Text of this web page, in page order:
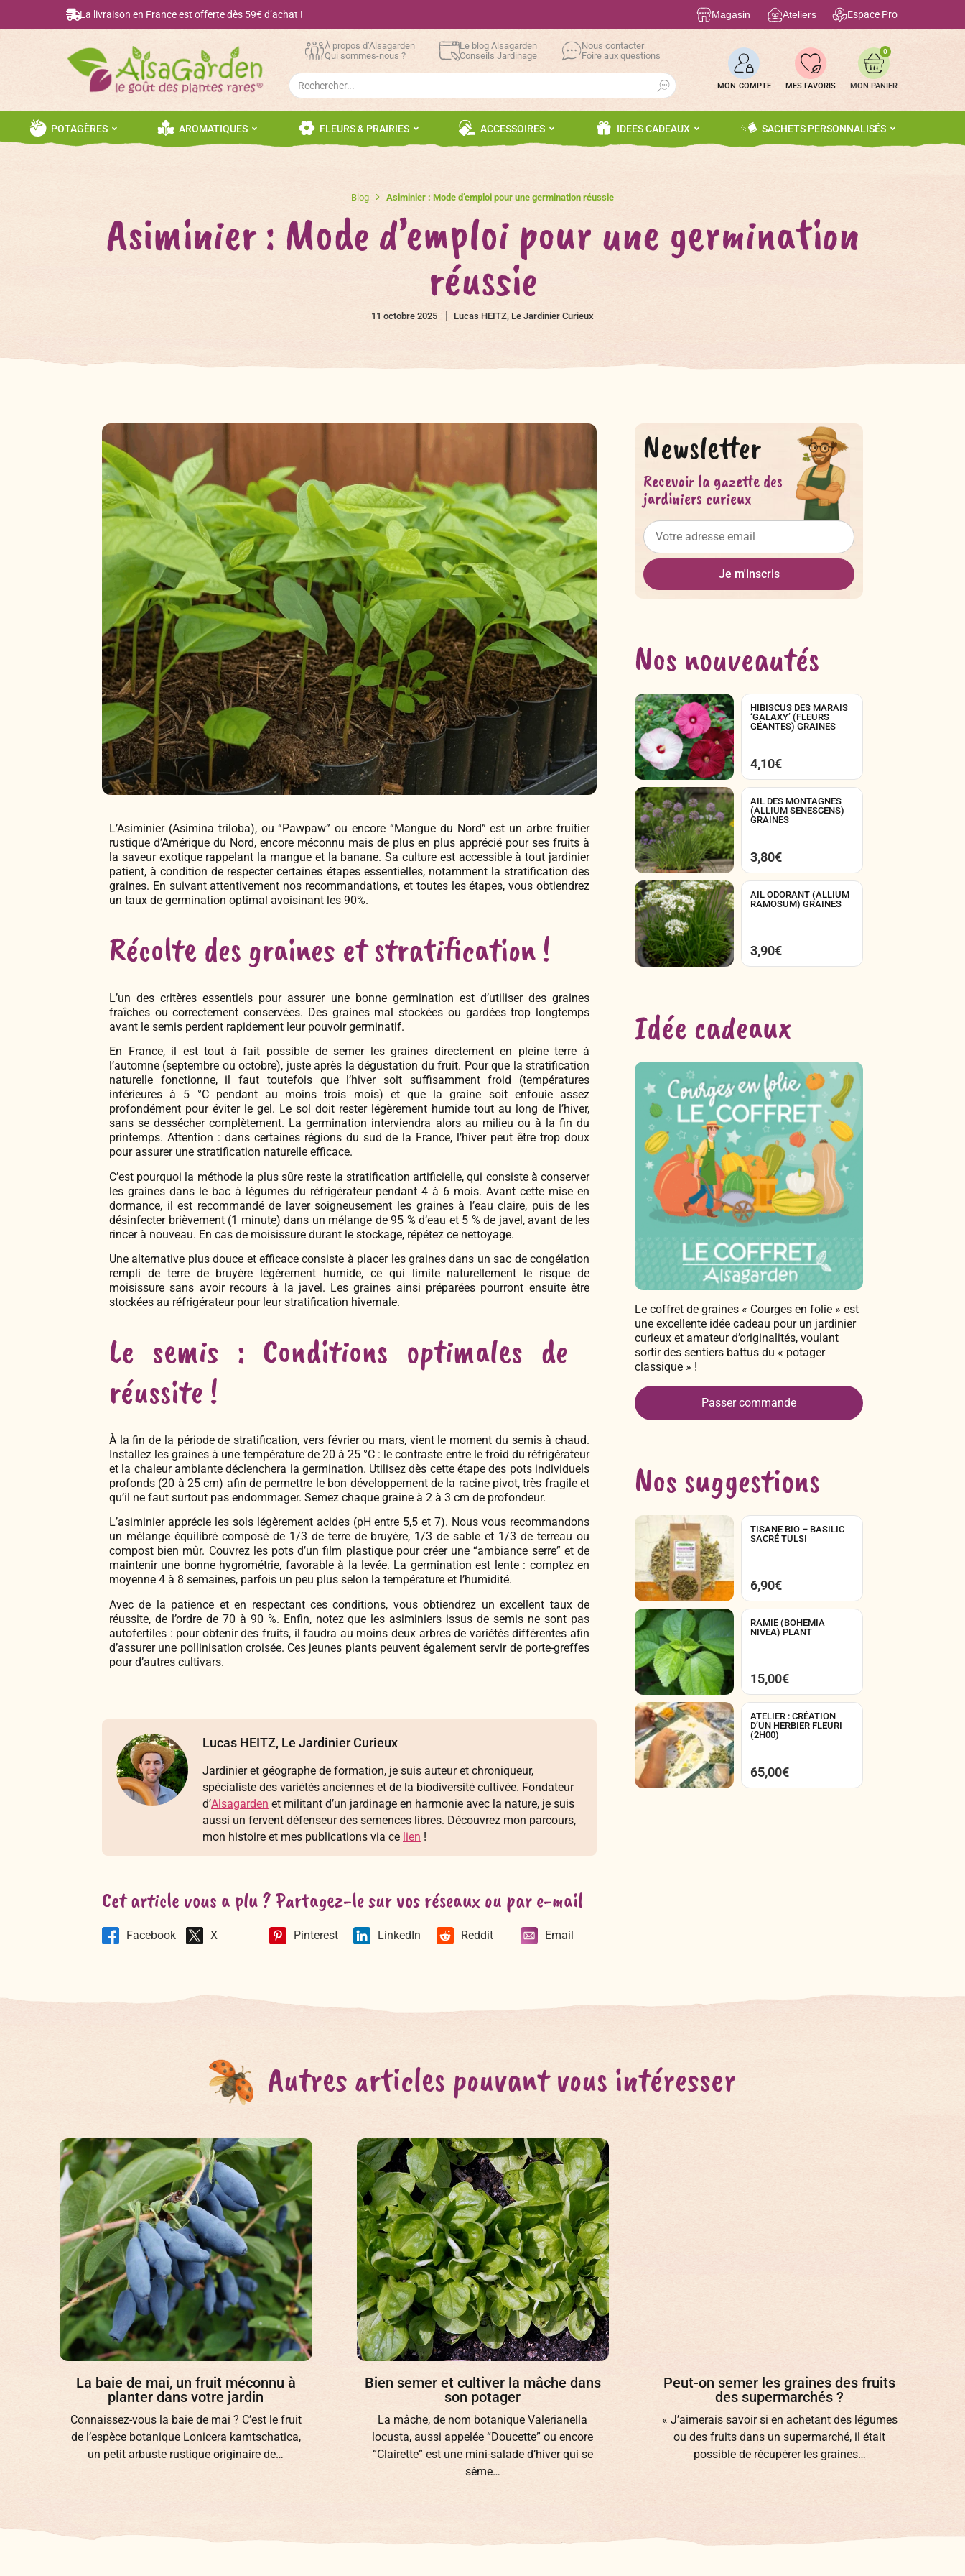
La livraison en France est offerte dès 59€ d’achat ! Magasin Ateliers Espace Pro
À propos d’Alsagarden
Qui sommes-nous ?
Le blog Alsagarden
Conseils Jardinage
Nous contacter
Foire aux questions
Search
for:
Search Button
MON COMPTE MES FAVORIS
0
POTAGÈRES AROMATIQUES FLEURS & PRAIRIES ACCESSOIRES IDEES CADEAUX SACHETS PERSONNALISÉS
Blog Asiminier : Mode d’emploi pour une germination réussie
Asiminier : Mode d’emploi pour une germination
réussie
11 octobre 2025 Lucas HEITZ, Le Jardinier Curieux
L’Asiminier (Asimina triloba), ou “Pawpaw” ou encore “Mangue du Nord” est un arbre fruitier
rustique d’Amérique du Nord, encore méconnu mais de plus en plus apprécié pour ses fruits à
la saveur exotique rappelant la mangue et la banane. Sa culture est accessible à tout jardinier
patient, à condition de respecter certaines étapes essentielles, notamment la stratification des
graines. En suivant attentivement nos recommandations, et toutes les étapes, vous obtiendrez
un taux de germination optimal avoisinant les 90%.
Récolte des graines et stratification !
L’un des critères essentiels pour assurer une bonne germination est d’utiliser des graines
fraîches ou correctement conservées. Des graines mal stockées ou gardées trop longtemps
avant le semis perdent rapidement leur pouvoir germinatif.
En France, il est tout à fait possible de semer les graines directement en pleine terre à
l’automne (septembre ou octobre), juste après la dégustation du fruit. Pour que la stratification
naturelle fonctionne, il faut toutefois que l’hiver soit suffisamment froid (températures
inférieures à 5 °C pendant au moins trois mois) et que la graine soit enfouie assez
profondément pour éviter le gel. Le sol doit rester légèrement humide tout au long de l’hiver,
sans se dessécher complètement. La germination interviendra alors au milieu ou à la fin du
printemps. Attention : dans certaines régions du sud de la France, l’hiver peut être trop doux
pour assurer une stratification naturelle efficace.
C’est pourquoi la méthode la plus sûre reste la stratification artificielle, qui consiste à conserver
les graines dans le bac à légumes du réfrigérateur pendant 4 à 6 mois. Avant cette mise en
dormance, il est recommandé de laver soigneusement les graines à l’eau claire, puis de les
désinfecter brièvement (1 minute) dans un mélange de 95 % d’eau et 5 % de javel, avant de les
rincer à nouveau. En cas de moisissure durant le stockage, répétez ce nettoyage.
Une alternative plus douce et efficace consiste à placer les graines dans un sac de congélation
rempli de terre de bruyère légèrement humide, ce qui limite naturellement le risque de
moisissure sans avoir recours à la javel. Les graines ainsi préparées pourront ensuite être
stockées au réfrigérateur pour leur stratification hivernale.
Le semis : Conditions optimales de
réussite !
À la fin de la période de stratification, vers février ou mars, vient le moment du semis à chaud.
Installez les graines à une température de 20 à 25 °C : le contraste entre le froid du réfrigérateur
et la chaleur ambiante déclenchera la germination. Utilisez dès cette étape des pots individuels
profonds (20 à 25 cm) afin de permettre le bon développement de la racine pivot, très fragile et
qu’il ne faut surtout pas endommager. Semez chaque graine à 2 à 3 cm de profondeur.
L’asiminier apprécie les sols légèrement acides (pH entre 5,5 et 7). Nous vous recommandons
un mélange équilibré composé de 1/3 de terre de bruyère, 1/3 de sable et 1/3 de terreau ou
compost bien mûr. Couvrez les pots d’un film plastique pour créer une “ambiance serre” et de
maintenir une bonne hygrométrie, favorable à la levée. La germination est lente : comptez en
moyenne 4 à 8 semaines, parfois un peu plus selon la température et l’humidité.
Avec de la patience et en respectant ces conditions, vous obtiendrez un excellent taux de
réussite, de l’ordre de 70 à 90 %. Enfin, notez que les asiminiers issus de semis ne sont pas
autofertiles : pour obtenir des fruits, il faudra au moins deux arbres de variétés différentes afin
d’assurer une pollinisation croisée. Ces jeunes plants peuvent également servir de porte-greffes
pour d’autres cultivars.
Lucas HEITZ, Le Jardinier Curieux
Jardinier et géographe de formation, je suis auteur et chroniqueur,
spécialiste des variétés anciennes et de la biodiversité cultivée. Fondateur
d’Alsagarden et militant d’un jardinage en harmonie avec la nature, je suis
aussi un fervent défenseur des semences libres. Découvrez mon parcours,
mon histoire et mes publications via ce lien !
Cet article vous a plu ? Partagez-le sur vos réseaux ou par e-mail
Facebook X Pinterest LinkedIn Reddit Email
Newsletter
Recevoir la gazette des
jardiniers curieux
Je m'inscris
Nos nouveautés
HIBISCUS DES MARAIS
‘GALAXY’ (FLEURS
GÉANTES) GRAINES
4,10€
AIL DES MONTAGNES
(ALLIUM SENESCENS)
GRAINES
3,80€
AIL ODORANT (ALLIUM
RAMOSUM) GRAINES
3,90€
Idée cadeaux
Le coffret de graines « Courges en folie » est
une excellente idée cadeau pour un jardinier
curieux et amateur d’originalités, voulant
sortir des sentiers battus du « potager
classique » !
Passer commande
Nos suggestions
TISANE BIO – BASILIC
SACRÉ TULSI
6,90€
RAMIE (BOHEMIA
NIVEA) PLANT
15,00€
ATELIER : CRÉATION
D’UN HERBIER FLEURI
(2H00)
65,00€
Autres articles pouvant vous intéresser
La baie de mai, un fruit méconnu à
planter dans votre jardin
Connaissez-vous la baie de mai ? C’est le fruit
de l’espèce botanique Lonicera kamtschatica,
un petit arbuste rustique originaire de…
Bien semer et cultiver la mâche dans
son potager
La mâche, de nom botanique Valerianella
locusta, aussi appelée “Doucette” ou encore
“Clairette” est une mini-salade d’hiver qui se
sème…
Peut-on semer les graines des fruits
des supermarchés ?
« J’aimerais savoir si en achetant des légumes
ou des fruits dans un supermarché, il était
possible de récupérer les graines…